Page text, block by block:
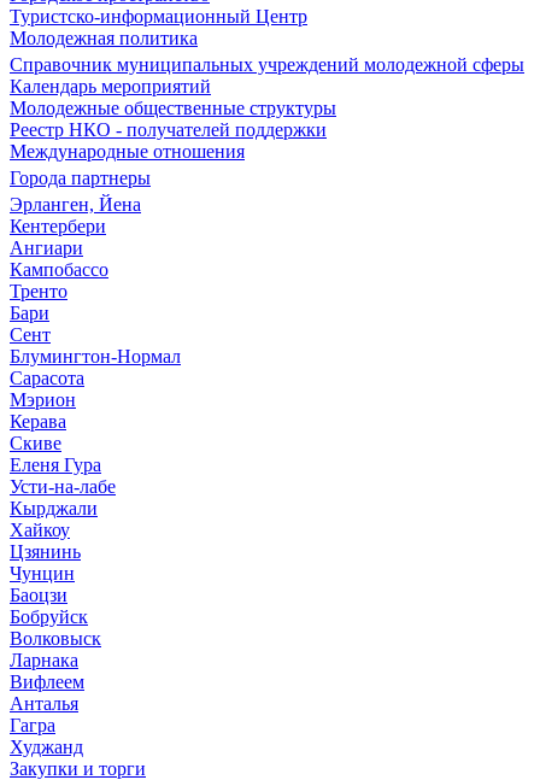
Туристско-информационный Центр
Молодежная политика
Справочник муниципальных учреждений молодежной сферы
Календарь мероприятий
Молодежные общественные структуры
Реестр НКО - получателей поддержки
Международные отношения
Города партнеры
Эрланген, Йена
Кентербери
Ангиари
Кампобассо
Тренто
Бари
Сент
Блумингтон-Нормал
Сарасота
Мэрион
Керава
Скиве
Еленя Гура
Усти-на-лабе
Кырджали
Хайкоу
Цзянинь
Чунцин
Баоцзи
Бобруйск
Волковыск
Ларнака
Вифлеем
Анталья
Гагра
Худжанд
Закупки и торги